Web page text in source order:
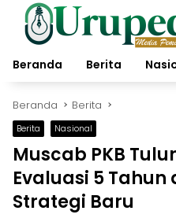
Langsung
konten
Beranda
Berita
Beranda Berita
Berita Nasional
Muscab PKB
Evaluasi 5 Tahun
Strategi Baru